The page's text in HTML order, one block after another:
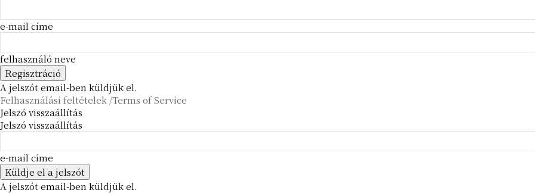
e-mail címe
felhasználó neve
A jelszót email-ben küldjük el.
Felhasználási feltételek /Terms of Service
Jelszó visszaállítás
Jelszó visszaállítás
e-mail címe
A jelszót email-ben küldjük el.